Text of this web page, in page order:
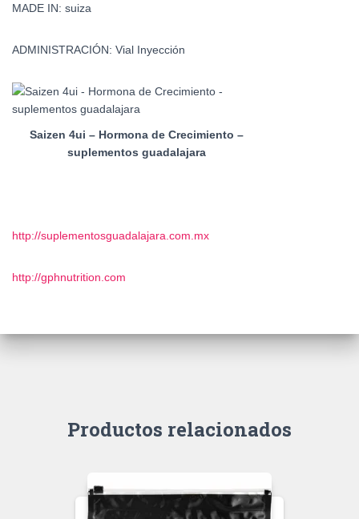
MADE IN: suiza
ADMINISTRACIÓN: Vial Inyección
Saizen 4ui – Hormona de Crecimiento –
suplementos guadalajara
http://suplementosguadalajara.com.mx
http://gphnutrition.com
Productos relacionados